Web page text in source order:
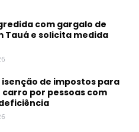
com gargalo de
Tauá e solicita medida
isenção de impostos para
por pessoas com